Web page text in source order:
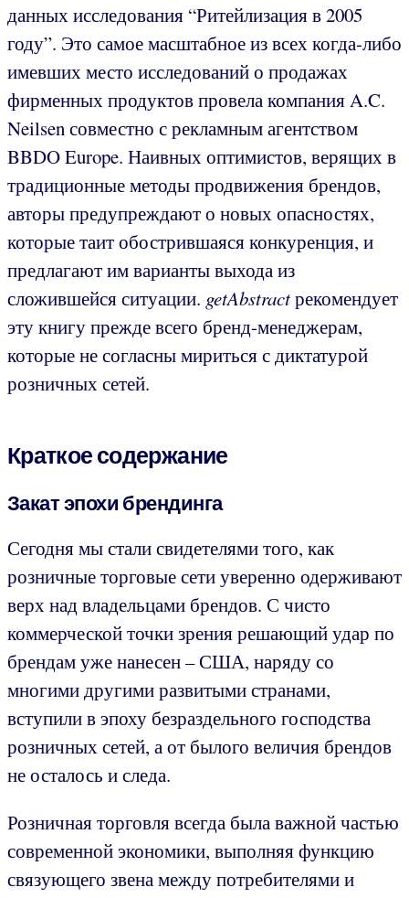
данных исследования “Ритейлизация в 2005
году”. Это самое масштабное из всех когда-либо
имевших место исследований о продажах
фирменных продуктов провела компания A.C.
Neilsen совместно с рекламным агентством
BBDO Europe. Наивных оптимистов, верящих в
традиционные методы продвижения брендов,
авторы предупреждают о новых опасностях,
которые таит обострившаяся конкуренция, и
предлагают им варианты выхода из
сложившейся ситуации. getAbstractрекомендует
эту книгу прежде всего бренд-менеджерам,
которые не согласны мириться с диктатурой
розничных сетей.
Краткое содержание
Закат эпохи брендинга
Сегодня мы стали свидетелями того, как
розничные торговые сети уверенно одерживают
верх над владельцами брендов. С чисто
коммерческой точки зрения решающий удар по
брендам уже нанесен – США, наряду со
многими другими развитыми странами,
вступили в эпоху безраздельного господства
розничных сетей, а от былого величия брендов
не осталось и следа.
Розничная торговля всегда была важной частью
современной экономики, выполняя функцию
связующего звена между потребителями и